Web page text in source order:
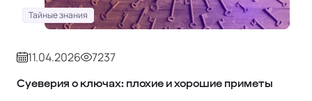
Тайные знания
11.04.2026 7237
Суеверия о ключах: плохие и хорошие приметы